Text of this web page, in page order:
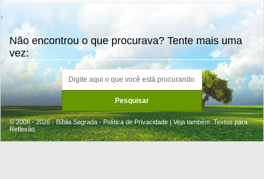
.
Não encontrou o que procurava? Tente mais uma
vez:
© 2008 - 2026 - Bíblia Sagrada -Política de Privacidade | Veja também:Textos para
Reflexão